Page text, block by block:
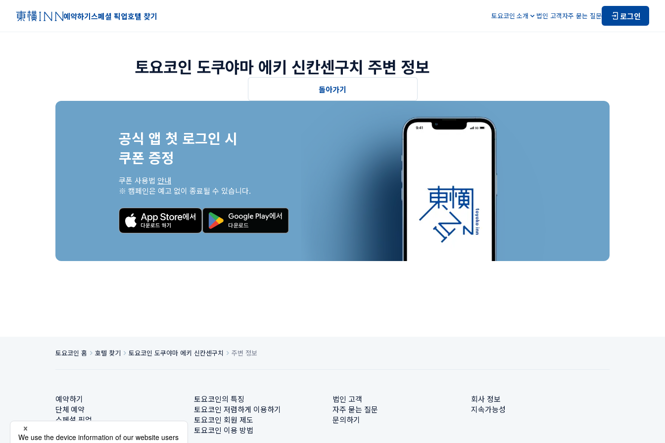
예약하기스페셜 픽업호텔 찾기 토요코인 소개 법인 고객자주 묻는 질문 로그인
토요코인 도쿠야마 에키 신칸센구치 주변 정보
돌아가기
공식 앱 첫 로그인 시
쿠폰 증정
쿠폰 사용법 안내
※ 캠페인은 예고 없이 종료될 수 있습니다.
토요코인 홈 호텔 찾기 토요코인 도쿠야마 에키 신칸센구치 주변 정보
예약하기
단체 예약
스페셜 픽업
토요코인의 특징
토요코인 저렴하게 이용하기
토요코인 회원 제도
토요코인 이용 방법
법인 고객
자주 묻는 질문
문의하기
회사 정보
지속가능성